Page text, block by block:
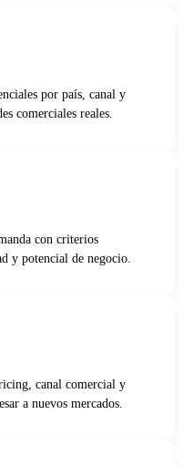
por país, canal y
comerciales reales.
con criterios
y potencial de negocio.
canal comercial y
a nuevos mercados.